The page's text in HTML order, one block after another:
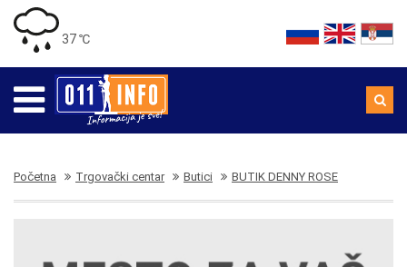
37 ℃
Početna Trgovački centar Butici BUTIK DENNY ROSE